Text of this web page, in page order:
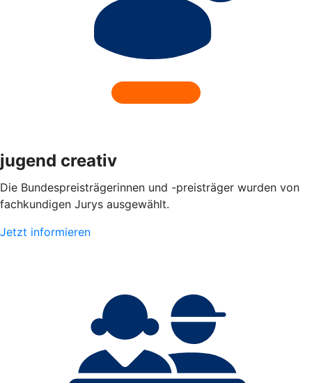
jugend creativ
Die Bundespreisträgerinnen und -preisträger wurden von
fachkundigen Jurys ausgewählt.
Jetzt informieren